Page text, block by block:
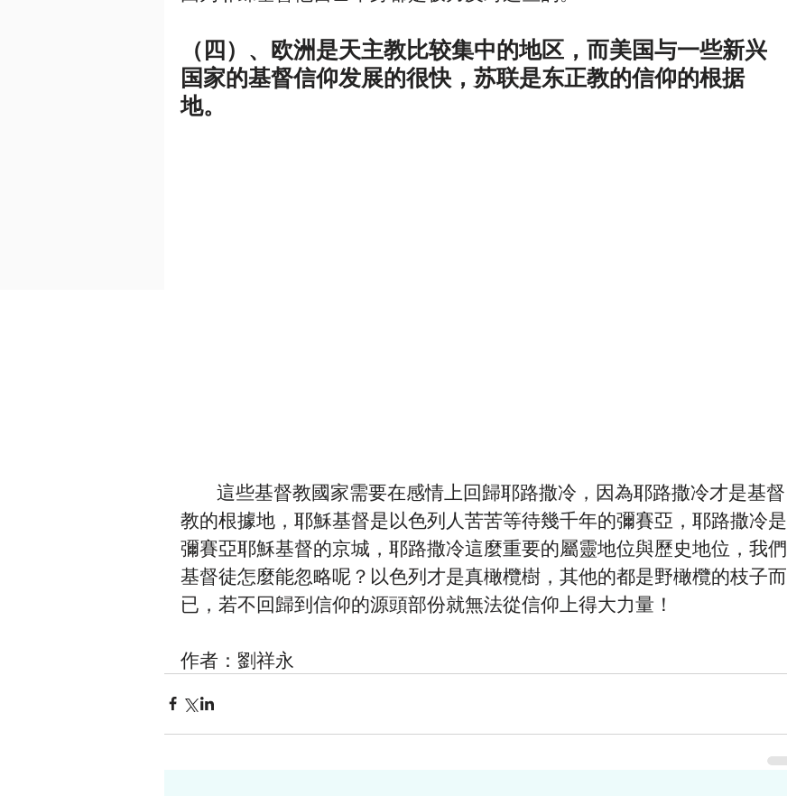
（四）、欧洲是天主教比较集中的地区，而美国与一些新兴
国家的基督信仰发展的很快，苏联是东正教的信仰的根据
地。
教的根據地，耶穌基督是以色列人苦苦等待幾千年的彌賽亞，耶路撒冷是
彌賽亞耶穌基督的京城，耶路撒冷這麼重要的屬靈地位與歷史地位，我們
基督徒怎麼能忽略呢？以色列才是真橄欖樹，其他的都是野橄欖的枝子而
已，若不回歸到信仰的源頭部份就無法從信仰上得大力量！
作者：劉祥永